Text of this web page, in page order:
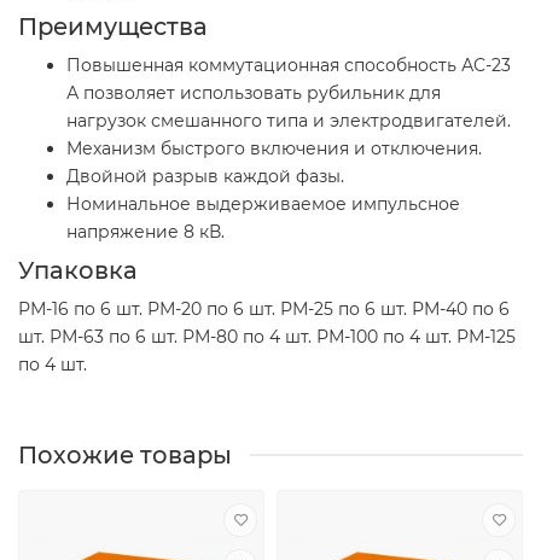
Преимущества
Повышенная коммутационная способность АС-23
А позволяет использовать рубильник для
нагрузок смешанного типа и электродвигателей.
Механизм быстрого включения и отключения.
Двойной разрыв каждой фазы.
Номинальное выдерживаемое импульсное
напряжение 8 кВ.
Упаковка
РМ-16 по 6 шт. РМ-20 по 6 шт. РМ-25 по 6 шт. РМ-40 по 6
шт. РМ-63 по 6 шт. РМ-80 по 4 шт. РМ-100 по 4 шт. РМ-125
по 4 шт.
Похожие товары